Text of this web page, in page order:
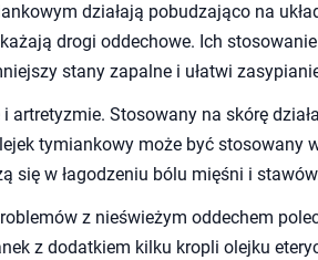
działają pobudzająco na
drogi oddechowe. Ich
stany zapalne i ułatwi
artretyzmie. Stosowany na skórę
tymiankowy może być stosowany
się w łagodzeniu bólu mięśni i
z nieświeżym oddechem
z dodatkiem kilku kropli olejku